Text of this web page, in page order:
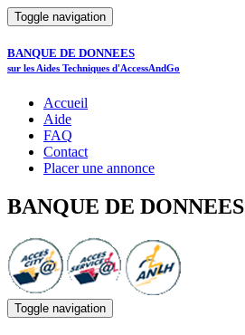
Toggle navigation
BANQUE DE DONNEES
sur les Aides Techniques d'AccessAndGo
Accueil
Aide
FAQ
Contact
Placer une annonce
BANQUE DE DONNEES
Toggle navigation